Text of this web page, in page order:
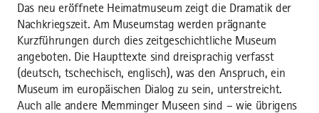
Das neu eröffnete Heimatmuseum zeigt die Dramatik der
Nachkriegszeit. Am Museumstag werden prägnante
Kurzführungen durch dies zeitgeschichtliche Museum
angeboten. Die Haupttexte sind dreisprachig verfasst
(deutsch, tschechisch, englisch), was den Anspruch, ein
Museum im europäischen Dialog zu sein, unterstreicht.
Auch alle andere Memminger Museen sind – wie übrigens